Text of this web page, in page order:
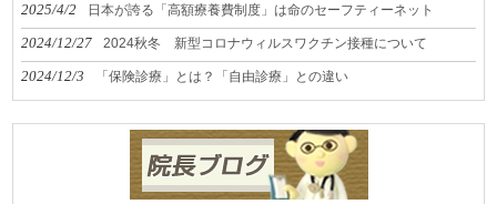
2025/4/2 日本が誇る「高額療養費制度」は命のセーフティーネット
2024/12/27 2024秋冬 新型コロナウィルスワクチン接種について
2024/12/3 「保険診療」とは？「自由診療」との違い